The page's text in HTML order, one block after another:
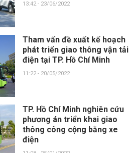
13:42 - 23/06/2022
Tham vấn đề xuất kế hoạch
phát triển giao thông vận tải
điện tại TP. Hồ Chí Minh
11:22 - 20/05/2022
TP. Hồ Chí Minh nghiên cứu
phương án triển khai giao
thông công cộng bằng xe
điện